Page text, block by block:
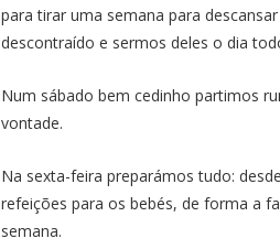
para tirar uma semana para
descontraído e sermos deles o dia
Num sábado bem cedinho partimos
vontade.
Na sexta-feira preparámos tudo:
refeições para os bebés, de forma a
semana.